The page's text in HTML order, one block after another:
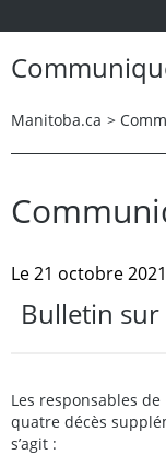
Manitoba.ca >
Le 21 octobre 2021
Bulletin sur
Les responsables
quatre décès
s’agit :